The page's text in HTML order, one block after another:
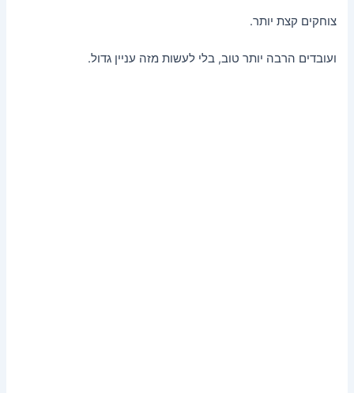
צוחקים קצת יותר.
ועובדים הרבה יותר טוב, בלי לעשות מזה עניין גדול.